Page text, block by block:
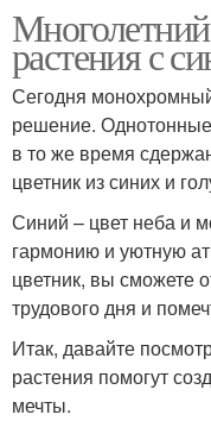
растения с
Сегодня
решение.
в то же время
цветник из синих и
Синий – цвет неба и
гармонию и уютную
цветник, вы сможете
трудового дня и
Итак, давайте
растения помогут
мечты.